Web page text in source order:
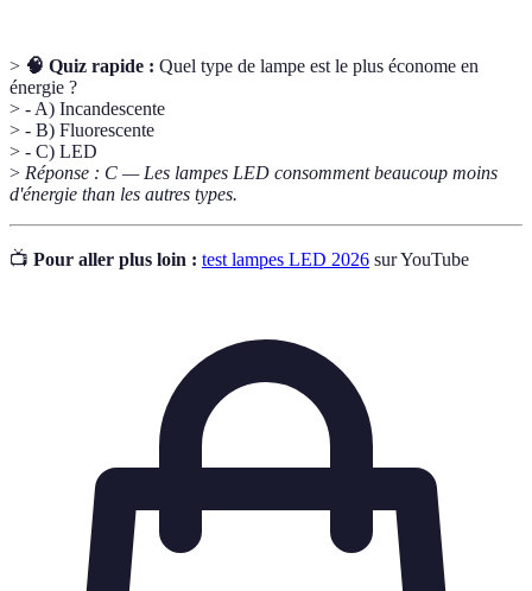
> 🧠 Quiz rapide : Quel type de lampe est le plus économe en
énergie ?
> - A) Incandescente
> - B) Fluorescente
> - C) LED
> Réponse : C — Les lampes LED consomment beaucoup moins
d'énergie than les autres types.
📺 Pour aller plus loin : test lampes LED 2026 sur YouTube